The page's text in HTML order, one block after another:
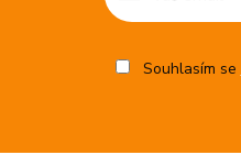
Souhlasím se